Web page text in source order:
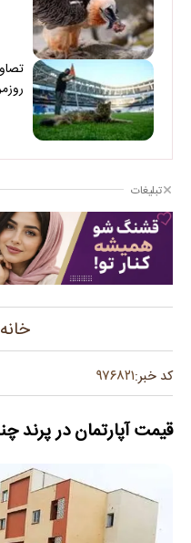
تبلیغات
خانه
کد خبر:۹۷۶۸۲۱
قیمت آپارتمان در پرند